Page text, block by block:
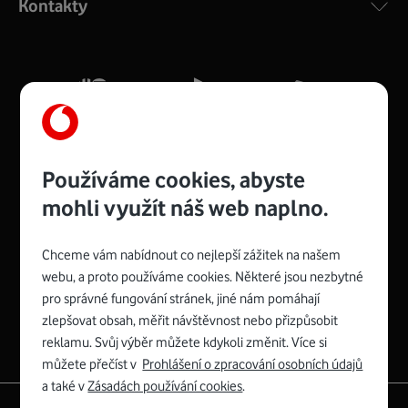
silný signál pro celou domácnost. Kompaktní rozměry 21
Více o COMPAL CH7465VF
Zyxel VMG8623-T50B:
Rozměry modemu jsou 16 x 22 x 7,5 cm (včetně stojánku)
a nabízí 4 gigabitové LAN porty a bezdrátové připojení Wi-
Fi ve verzích 802.11 b/g/n/ac pro frekvenci 2,4 GHz a
Spojte se s Vodafonem
Kontakty
Používáme cookies, abyste
mohli využít náš web naplno.
Chceme vám nabídnout co nejlepší zážitek na našem
webu, a proto používáme cookies. Některé jsou nezbytné
pro správné fungování stránek, jiné nám pomáhají
zlepšovat obsah, měřit návštěvnost nebo přizpůsobit
reklamu. Svůj výběr můžete kdykoli změnit. Více si
můžete přečíst v Prohlášení o zpracování osobních údajů
a také vZásadách používání cookies.